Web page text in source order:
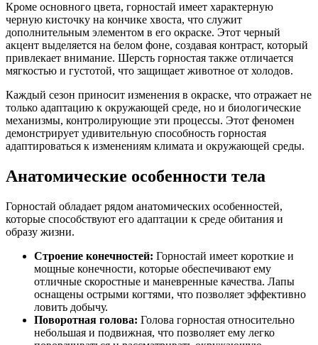
Кроме основного цвета, горностай имеет характерную
черную кисточку на кончике хвоста, что служит
дополнительным элементом в его окраске. Этот черный
акцент выделяется на белом фоне, создавая контраст, который
привлекает внимание. Шерсть горностая также отличается
мягкостью и густотой, что защищает животное от холодов.
Каждый сезон приносит изменения в окраске, что отражает не
только адаптацию к окружающей среде, но и биологические
механизмы, контролирующие эти процессы. Этот феномен
демонстрирует удивительную способность горностая
адаптироваться к изменениям климата и окружающей среды.
Анатомические особенности тела
Горностай обладает рядом анатомических особенностей,
которые способствуют его адаптации к среде обитания и
образу жизни.
Строение конечностей: Горностай имеет короткие и
мощные конечности, которые обеспечивают ему
отличные скоростные и маневренные качества. Лапы
оснащены острыми когтями, что позволяет эффективно
ловить добычу.
Поворотная голова: Голова горностая относительно
небольшая и подвижная, что позволяет ему легко